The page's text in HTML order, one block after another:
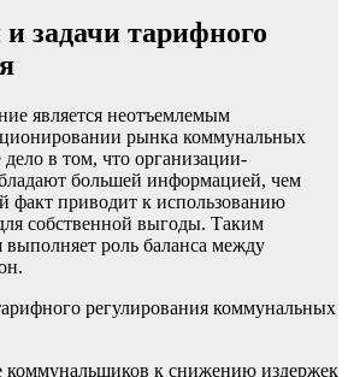
задачи тарифного
является неотъемлемым
рынка коммунальных
дело в том, что организации-
большей информацией, чем
факт приводит к использованию
собственной выгоды. Таким
роль баланса между
регулирования коммунальных
коммунальщиков к снижению издержек